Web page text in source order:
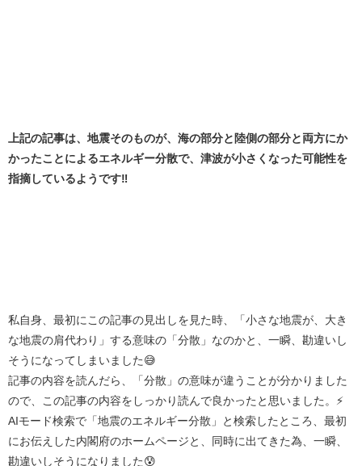
上記の記事は、地震そのものが、海の部分と陸側の部分と両方にか
かったことによるエネルギー分散で、津波が小さくなった可能性を
指摘しているようです‼️
私自身、最初にこの記事の見出しを見た時、「小さな地震が、大き
な地震の肩代わり」する意味の「分散」なのかと、一瞬、勘違いし
そうになってしまいました😅
記事の内容を読んだら、「分散」の意味が違うことが分かりました
ので、この記事の内容をしっかり読んで良かったと思いました。⚡
AIモード検索で「地震のエネルギー分散」と検索したところ、最初
にお伝えした内閣府のホームページと、同時に出てきた為、一瞬、
勘違いしそうになりました😰